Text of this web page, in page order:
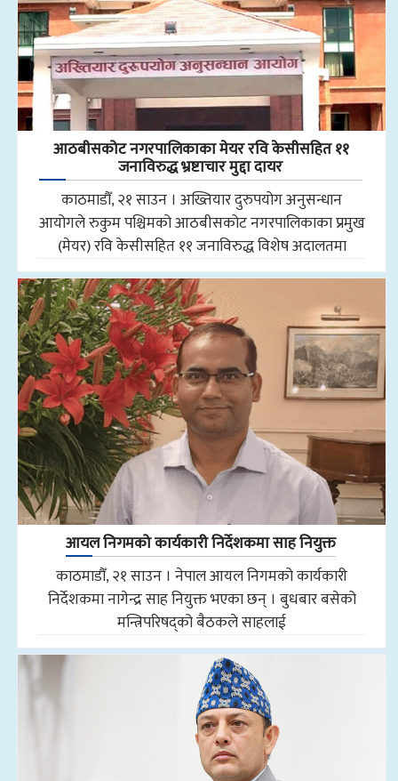
आठबीसकोट नगरपालिकाका मेयर रवि केसीसहित ११
जनाविरुद्ध भ्रष्टाचार मुद्दा दायर
काठमाडौँ, २१ साउन । अख्तियार दुरुपयोग अनुसन्धान
आयोगले रुकुम पश्चिमको आठबीसकोट नगरपालिकाका प्रमुख
(मेयर) रवि केसीसहित ११ जनाविरुद्ध विशेष अदालतमा
आयल निगमको कार्यकारी निर्देशकमा साह नियुक्त
काठमाडौँ, २१ साउन । नेपाल आयल निगमको कार्यकारी
निर्देशकमा नागेन्द्र साह नियुक्त भएका छन् । बुधबार बसेको
मन्त्रिपरिषद्को बैठकले साहलाई